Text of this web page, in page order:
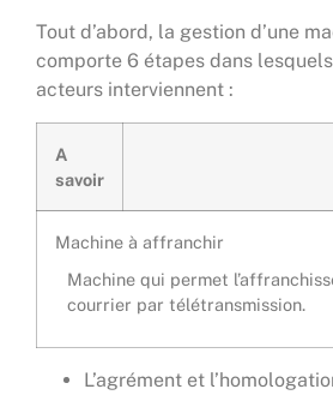
Tout d’abord, la gestion d’une
comporte 6 étapes dans
acteurs interviennent :
A
savoir
Machine à affranchir
Machine qui permet
courrier par télétransmission.
L’agrément et